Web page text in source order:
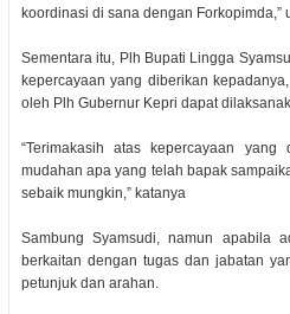
koordinasi di sana dengan Forkopimda,”
Sementara itu, Plh Bupati Lingga
kepercayaan yang diberikan
oleh Plh Gubernur Kepri dapat
“Terimakasih atas kepercayaan
mudahan apa yang telah bapak
sebaik mungkin,” katanya
Sambung Syamsudi, namun apabila
berkaitan dengan tugas dan jabatan
petunjuk dan arahan.